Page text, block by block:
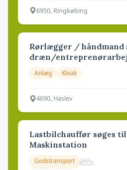
6950, Ringkøbing
Rørlægger / håndmand
dræn/
Anlæg Kloak
4690, Haslev
Lastbilchauffør søges
Maskinstation
Godstransport